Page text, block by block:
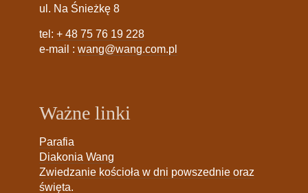
ul. Na Śnieżkę 8
tel: + 48 75 76 19 228
e-mail : wang@wang.com.pl
Ważne linki
Parafia
Diakonia Wang
Zwiedzanie kościoła w dni powszednie oraz
święta.